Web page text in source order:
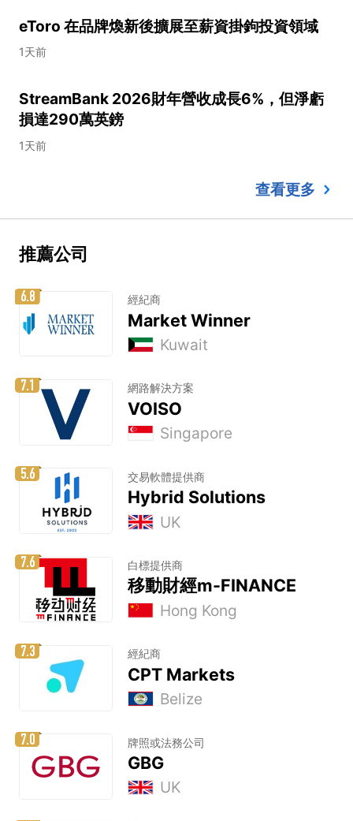
eToro 在品牌煥新後擴展至薪資掛鉤投資領域
1天前
StreamBank 2026財年營收成長6%，但淨虧
損達290萬英鎊
1天前
查看更多
推薦公司
6.8 經紀商
Market Winner
Kuwait
7.1 網路解決方案
VOISO
Singapore
5.6 交易軟體提供商
Hybrid Solutions
UK
7.6 白標提供商
移動財經m-FINANCE
Hong Kong
7.3 經紀商
CPT Markets
Belize
7.0 牌照或法務公司
GBG
UK